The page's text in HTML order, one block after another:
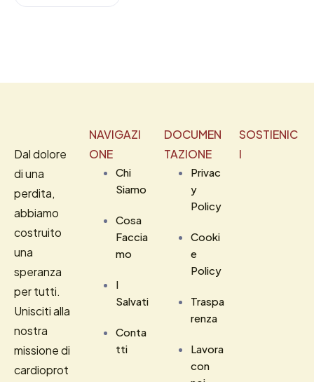
Dal dolore
di una
perdita,
abbiamo
costruito
una
speranza
per tutti.
Unisciti alla
nostra
missione di
cardioprot
NAVIGAZI
ONE
Chi
Siamo
Cosa
Faccia
mo
I
Salvati
Conta
tti
DOCUMEN
TAZIONE
Privac
y
Policy
Cooki
e
Policy
Traspa
renza
Lavora
con
SOSTIENIC
I